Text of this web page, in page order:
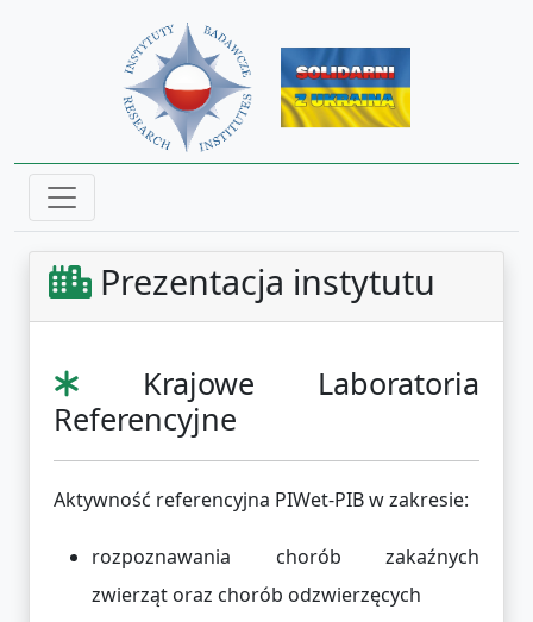
Prezentacja instytutu
Krajowe Laboratoria
Referencyjne
Aktywność referencyjna PIWet-PIB w zakresie:
rozpoznawania chorób zakaźnych
zwierząt oraz chorób odzwierzęcych